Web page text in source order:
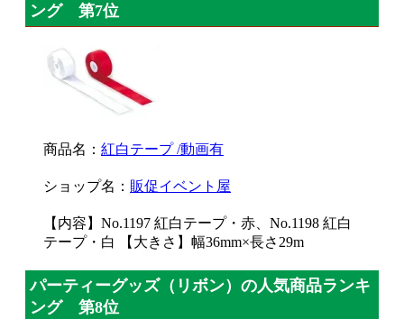
ング 第7位
商品名： 紅白テープ /動画有
ショップ名： 販促イベント屋
【内容】No.1197 紅白テープ・赤、No.1198 紅白
テープ・白 【大きさ】幅36mm×長さ29m
パーティーグッズ（リボン）の人気商品ランキ
ング 第8位